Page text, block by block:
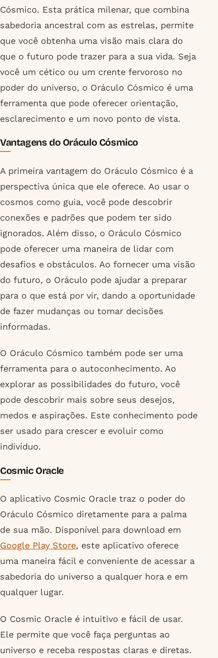
Cósmico. Esta prática milenar, que combina
sabedoria ancestral com as estrelas, permite
que você obtenha uma visão mais clara do
que o futuro pode trazer para a sua vida. Seja
você um cético ou um crente fervoroso no
poder do universo, o Oráculo Cósmico é uma
ferramenta que pode oferecer orientação,
esclarecimento e um novo ponto de vista.
Vantagens do Oráculo Cósmico
A primeira vantagem do Oráculo Cósmico é a
perspectiva única que ele oferece. Ao usar o
cosmos como guia, você pode descobrir
conexões e padrões que podem ter sido
ignorados. Além disso, o Oráculo Cósmico
pode oferecer uma maneira de lidar com
desafios e obstáculos. Ao fornecer uma visão
do futuro, o Oráculo pode ajudar a preparar
para o que está por vir, dando a oportunidade
de fazer mudanças ou tomar decisões
informadas.
O Oráculo Cósmico também pode ser uma
ferramenta para o autoconhecimento. Ao
explorar as possibilidades do futuro, você
pode descobrir mais sobre seus desejos,
medos e aspirações. Este conhecimento pode
ser usado para crescer e evoluir como
indivíduo.
Cosmic Oracle
O aplicativo Cosmic Oracle traz o poder do
Oráculo Cósmico diretamente para a palma
de sua mão. Disponível para download em
Google Play Store, este aplicativo oferece
uma maneira fácil e conveniente de acessar a
sabedoria do universo a qualquer hora e em
qualquer lugar.
O Cosmic Oracle é intuitivo e fácil de usar.
Ele permite que você faça perguntas ao
universo e receba respostas claras e diretas.